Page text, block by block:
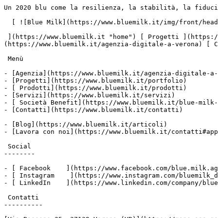
Un 2020 blu come la resilienza, la stabilità, la fiducia…e come noi.       ![](https://www.facebook.com/tr?id=678218983058399&ev=PageView&noscript=1)

  [ ![Blue Milk](https://www.bluemilk.it/img/front/header/logo-bluemilk-2025.svg)

 ](https://www.bluemilk.it "home") [ Progetti ](https://www.bluemilk.it/portfolio) [ Prodotti](https://www.bluemilk.it/prodotti) [ Agenzia ](https://www.bluemilk.it/agenzia-digitale-a-verona) [ Contatti ](https://www.bluemilk.it/contatti)

 Menù

- [Agenzia](https://www.bluemilk.it/agenzia-digitale-a-verona)
- [Progetti](https://www.bluemilk.it/portfolio)
- [ Prodotti](https://www.bluemilk.it/prodotti)
- [Servizi](https://www.bluemilk.it/servizi)
- [ Società Benefit](https://www.bluemilk.it/blue-milk-e-una-societa-benefit-cosa-vuol-dire)
- [Contatti](https://www.bluemilk.it/contatti)

- [Blog](https://www.bluemilk.it/articoli)
- [Lavora con noi](https://www.bluemilk.it/contatti#application-box)

 Social
--------

- [ Facebook    ](https://www.facebook.com/blue.milk.agenzia.web.digital.verona/)
- [ Instagram    ](https://www.instagram.com/bluemilk_digitalagency/)
- [ LinkedIn    ](https://www.linkedin.com/company/blue-milk-agenzia-web-digital-verona)

 Contatti
----------

[Via Bassone 25, 37139 Verona (VR)](https://maps.app.goo.gl/DzB4LT8vjhWGjyqZ9)

[+39 045 55 45 749]()

Stiamo ascoltando

   [     ](https://www.bluemilk.it/articoli) 05 febbraio 2020

 [E-commerce](https://www.bluemilk.it/articoli?category=e-commerce)

 3 min. di lettura

Un 2020 blu come la resilienza, la stabilità, la fiducia…e come noi.
=====================================================================

   ![Un 2020 blu come la resilienza, la stabilità, la fiducia…e come noi.](https://www.bluemilk.it/storage/media/298/conversions/63a5c8ed8d6cd_d54ed2_d89015b485314c069e6ff6e494785353~mv2-webp.webp)

 Pantone dell'anno e tonalità di Blue Milk: ecco perché dovresti fidarti completamente del colore blu.

Indice:

**Pantone** dell'anno e **tonalità** di Blue Milk: ecco perché dovresti fidarti completamente del **colore blu**.

Le leggi dello storytelling ci insegnano da sempre che niente è lasciato al caso, e la scelta del nome Blue Milk è solo uno dei nostri tanti esempi. Quello che non potevamo però prevedere, è che il pantone scelto per l'anno 2020 è proprio lui, il **blu**. Da menti scientifiche quali siamo, abbiamo pensato si trattasse di una semplice, se pur **colorata**, coincidenza ma la voce della coscienza (o per meglio dire di Miranda Priestly, de “Il Diavolo Veste Prada”), ci si è subito innescata nella testa: “Oh, ma certo, ho capito: tu pensi che questo non abbia nulla a che vedere con te. Tu apri il tuo armadio e scegli, non lo so, quel maglioncino azzurro infeltrito per esempio, perché vuoi gridare al mondo che ti prendi troppo sul serio per curarti di cosa ti metti addosso, ma quello che non sai è che quel maglioncino non è semplicemente azzurro, non è turchese, non è lapis, è effettivamente ceruleo". La consapevolezza di dover far fronte alla notizia: il **colore dell'anno** è effettivamente un [**Classic Blue, Pantone 19-4052**](https://store.pantone.com/it/it/color-of-the-year-2020). Noi più degli altri, ora più che mai, ci siamo dentro totalmente.

Detto ciò, non ci resta che rispecchiarci nelle parole di Leatrice Eiseman, executive director del **Pantone Color Institute**: "Viviamo in un'epoca che richiede fiducia e speranza. **Pantone 19-4052 Classic Blue** è una **stabile tonalità di blu** sulla quale possiamo sempre fare affidamento, trasmette proprio questa